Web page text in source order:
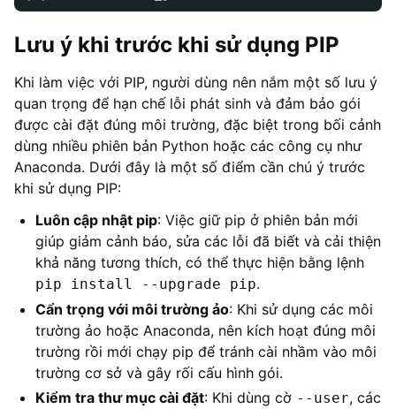
Lưu ý khi trước khi sử dụng PIP
Khi làm việc với PIP, người dùng nên nắm một số lưu ý
quan trọng để hạn chế lỗi phát sinh và đảm bảo gói
được cài đặt đúng môi trường, đặc biệt trong bối cảnh
dùng nhiều phiên bản Python hoặc các công cụ như
Anaconda. Dưới đây là một số điểm cần chú ý trước
khi sử dụng PIP:
Luôn cập nhật pip: Việc giữ pip ở phiên bản mới
giúp giảm cảnh báo, sửa các lỗi đã biết và cải thiện
khả năng tương thích, có thể thực hiện bằng lệnh
pip install --upgrade pip.​
Cẩn trọng với môi trường ảo: Khi sử dụng các môi
trường ảo hoặc Anaconda, nên kích hoạt đúng môi
trường rồi mới chạy pip để tránh cài nhầm vào môi
trường cơ sở và gây rối cấu hình gói.​
Kiểm tra thư mục cài đặt: Khi dùng cờ --user, các